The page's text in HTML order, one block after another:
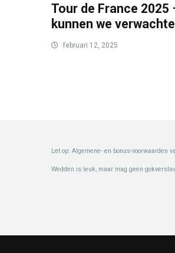
Tour de France 2025
kunnen we
februari 12, 2025
Let op: Algemene- en bonus-voorwaarden
Wedden is leuk, maar mag geen